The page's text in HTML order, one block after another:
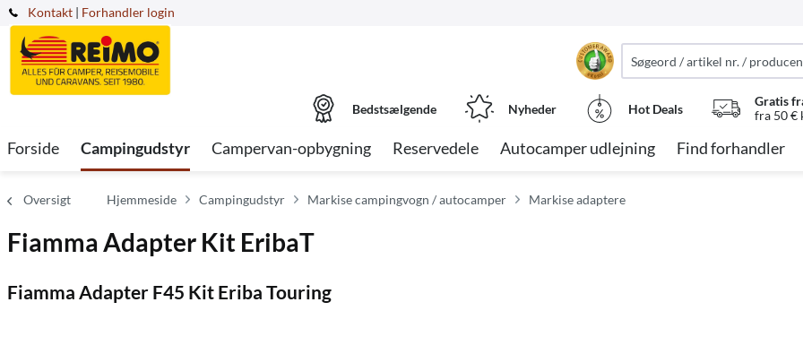
Kontakt | Forhandler login
Bedstsælgende Nyheder Hot Deals
Gratis
fra 50 €
Forside Campingudstyr Campervan-opbygning Reservedele Autocamper udlejning Find forhandler
Oversigt Hjemmeside Campingudstyr Markise campingvogn / autocamper Markise adaptere
Fiamma Adapter Kit EribaT
Fiamma Adapter F45 Kit Eriba Touring